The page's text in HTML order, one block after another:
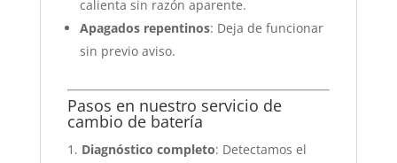
calienta sin razón aparente.
Apagados repentinos: Deja de funcionar
sin previo aviso.
Pasos en nuestro servicio de
cambio de batería
Diagnóstico completo: Detectamos el